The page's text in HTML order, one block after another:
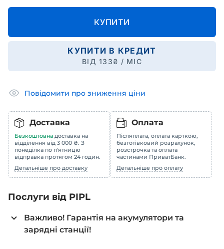
КУПИТИ
КУПИТИ В КРЕДИТ
ВІД133₴ / МІС
Повідомити про зниження ціни
Доставка
Безкоштовна доставка на
відділення від 3 000 ₴. З
понеділка по п'ятницю
відправка протягом 24 годин.
Детальніше про доставку
Оплата
Післяплата, оплата карткою,
безготівковий розрахунок,
розстрочка та оплата
частинами ПриватБанк.
Детальніше про оплату
Послуги від PIPL
Важливо! Гарантія на акумулятори та
зарядні станції!